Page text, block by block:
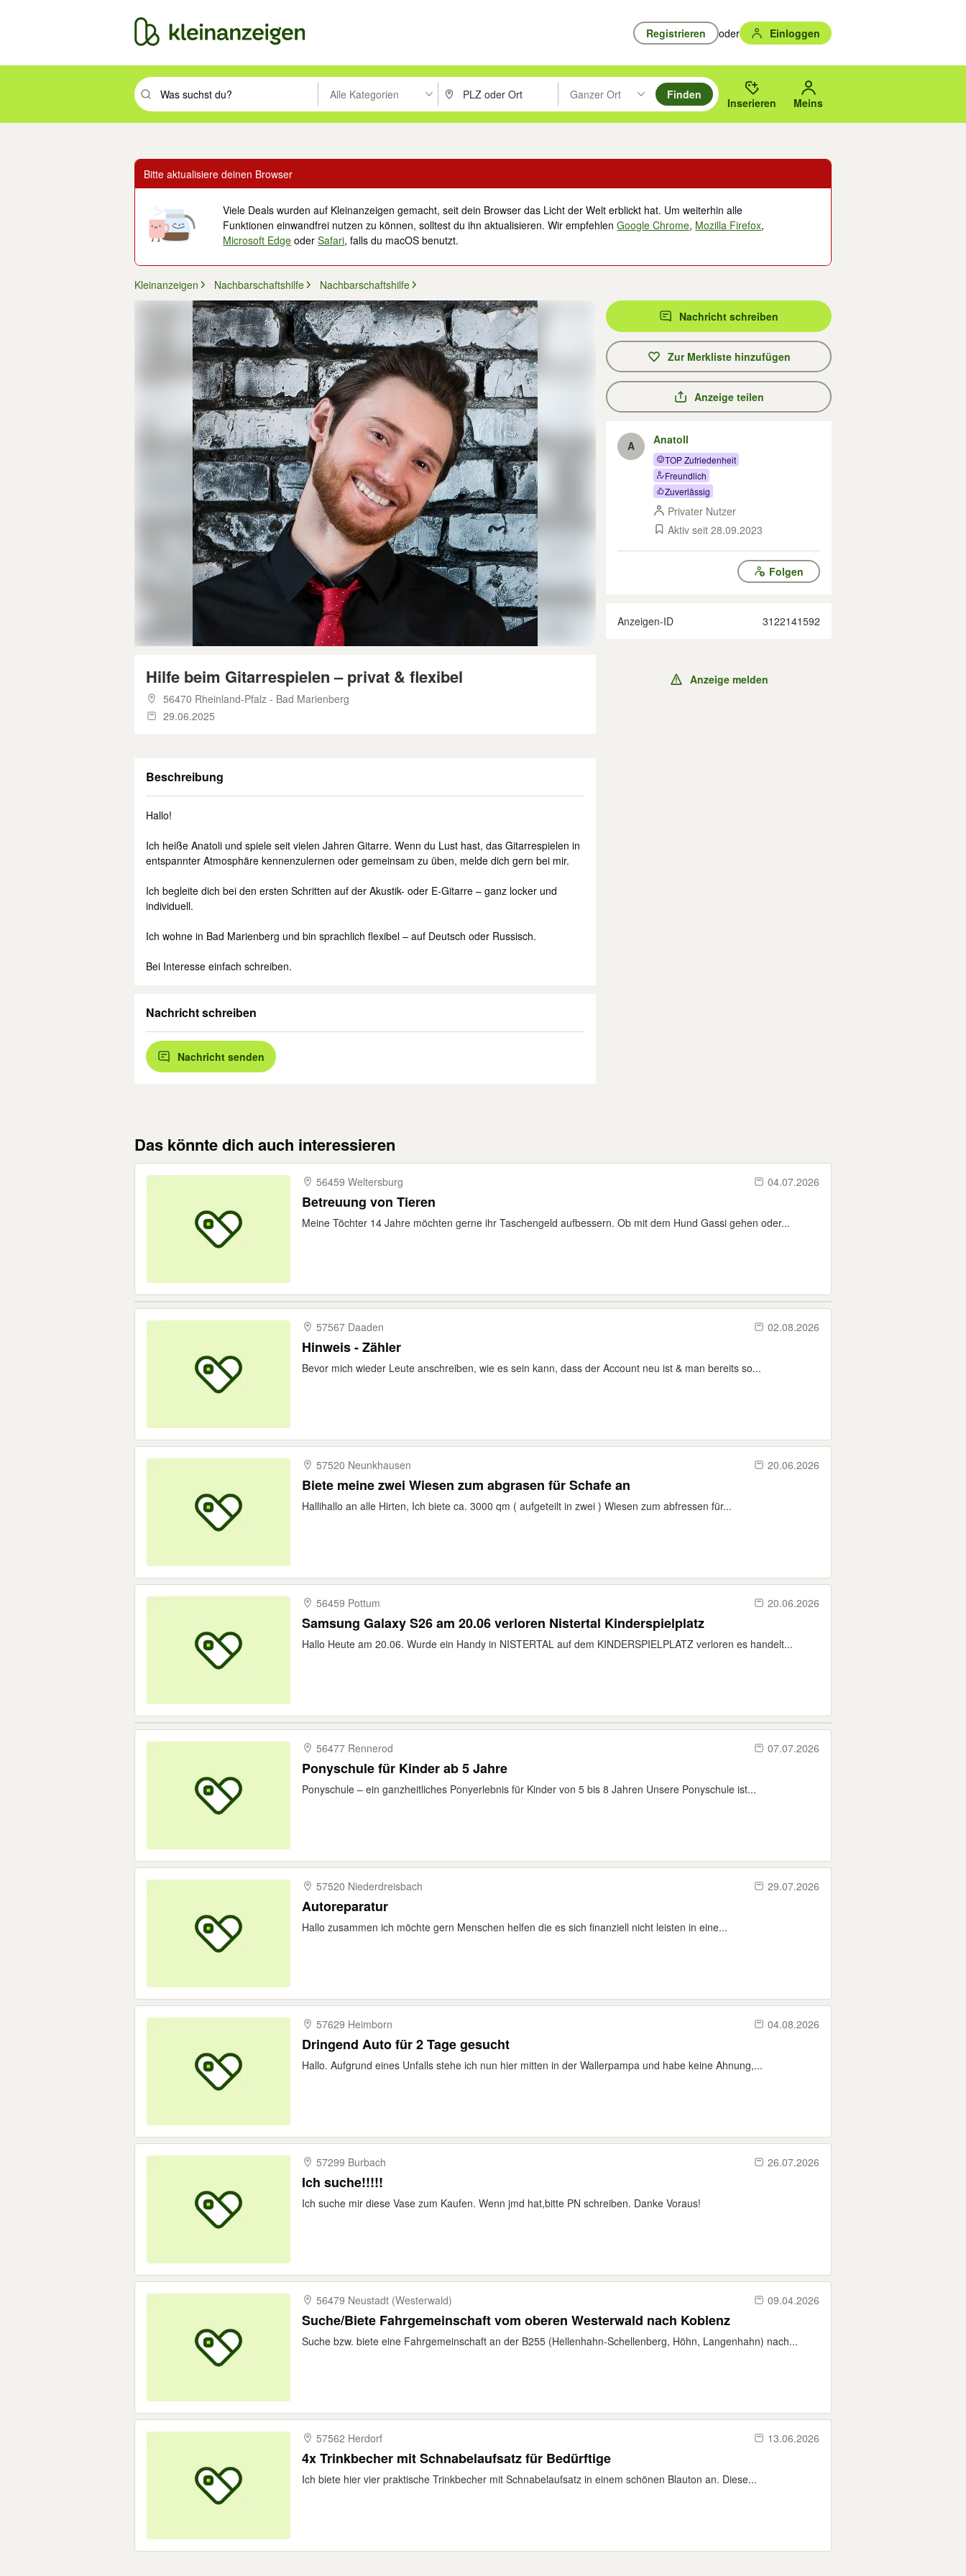
Registrieren oder Einloggen
Suchbegriff eingeben. Eingabetaste drücken um zu suchen, oder Vorschläge mit den Pfeiltasten nach oben/unten durchsuchen und mit Eingabetaste auswählen.
Alle Kategorien PLZ oder Ort eingeben. Eingabetaste drücken um zu suchen, oder Vorschläge mit den Pfeiltasten nach oben/
Ganzer Ort
Suche im Umkreis des gewählten Orts oder PLZ.
Finden
Inserieren Meins
Bitte aktualisiere deinen Browser
Viele Deals wurden auf Kleinanzeigen gemacht, seit dein Browser das Licht der Welt erblickt hat. Um weiterhin alle
Funktionen einwandfrei nutzen zu können, solltest du ihn aktualisieren. Wir empfehlenGoogle Chrome, Mozilla Firefox,
Microsoft Edge oderSafari, falls du macOS benutzt.
Kleinanzeigen Nachbarschaftshilfe Nachbarschaftshilfe
Hilfe beim Gitarrespielen – privat & flexibel
56470 Rheinland-Pfalz - Bad Marienberg
29.06.2025
Beschreibung
Hallo!
Ich heiße Anatoli und spiele seit vielen Jahren Gitarre. Wenn du Lust hast, das Gitarrespielen in
entspannter Atmosphäre kennenzulernen oder gemeinsam zu üben, melde dich gern bei mir.
Ich begleite dich bei den ersten Schritten auf der Akustik- oder E-Gitarre – ganz locker und
individuell.
Ich wohne in Bad Marienberg und bin sprachlich flexibel – auf Deutsch oder Russisch.
Bei Interesse einfach schreiben.
Nachricht schreiben
Nachricht senden
Nachricht schreiben
Zur Merkliste hinzufügen
Anzeige teilen
A Anatoll
TOP Zufriedenheit
Freundlich
Zuverlässig
Privater Nutzer
Aktiv seit 28.09.2023
Folgen
Anzeigen-ID 3122141592
Anzeige melden
Das könnte dich auch interessieren
56459 Weltersburg 04.07.2026
Betreuung von Tieren
Meine Töchter 14 Jahre möchten gerne ihr Taschengeld aufbessern. Ob mit dem Hund Gassi gehen oder...
57567 Daaden 02.08.2026
Hinweis - Zähler
Bevor mich wieder Leute anschreiben, wie es sein kann, dass der Account neu ist & man bereits so...
57520 Neunkhausen 20.06.2026
Biete meine zwei Wiesen zum abgrasen für Schafe an
Hallihallo an alle Hirten, Ich biete ca. 3000 qm ( aufgeteilt in zwei ) Wiesen zum abfressen für...
56459 Pottum 20.06.2026
Samsung Galaxy S26 am 20.06 verloren Nistertal Kinderspielplatz
Hallo Heute am 20.06. Wurde ein Handy in NISTERTAL auf dem KINDERSPIELPLATZ verloren es handelt...
56477 Rennerod 07.07.2026
Ponyschule für Kinder ab 5 Jahre
Ponyschule – ein ganzheitliches Ponyerlebnis für Kinder von 5 bis 8 Jahren Unsere Ponyschule ist...
57520 Niederdreisbach 29.07.2026
Autoreparatur
Hallo zusammen ich möchte gern Menschen helfen die es sich finanziell nicht leisten in eine...
57629 Heimborn 04.08.2026
Dringend Auto für 2 Tage gesucht
Hallo. Aufgrund eines Unfalls stehe ich nun hier mitten in der Wallerpampa und habe keine Ahnung,...
57299 Burbach 26.07.2026
Ich suche!!!!!
Ich suche mir diese Vase zum Kaufen. Wenn jmd hat,bitte PN schreiben. Danke Voraus!
56479 Neustadt (Westerwald) 09.04.2026
Suche/Biete Fahrgemeinschaft vom oberen Westerwald nach Koblenz
Suche bzw. biete eine Fahrgemeinschaft an der B255 (Hellenhahn-Schellenberg, Höhn, Langenhahn) nach...
57562 Herdorf 13.06.2026
4x Trinkbecher mit Schnabelaufsatz für Bedürftige
Ich biete hier vier praktische Trinkbecher mit Schnabelaufsatz in einem schönen Blauton an. Diese...